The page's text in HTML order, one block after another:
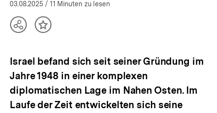
öffnen
03.08.2025 / 11 Minuten zu lesen
TeilenInhalt
Israel befand sich seit seiner Gründung im
Jahre 1948 in einer komplexen
diplomatischen Lage im Nahen Osten. Im
Laufe der Zeit entwickelten sich seine